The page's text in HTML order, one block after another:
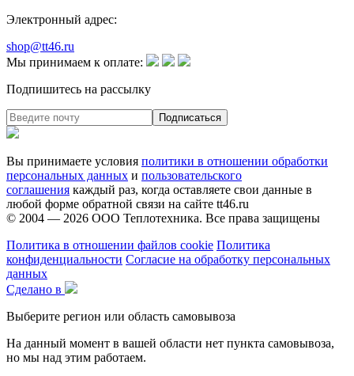
Электронный адрес:
shop@tt46.ru
Мы принимаем к оплате:
Подпишитесь на рассылку
Вы принимаете условия политики в отношении обработки
персональных данных и пользовательского
соглашения каждый раз, когда оставляете свои данные в
любой форме обратной связи на сайте tt46.ru
© 2004 — 2026 ООО Теплотехника. Все права защищены
Политика в отношении файлов cookie Политика
конфиденциальности Согласие на обработку персональных
данных
Сделано в
Выберите регион или область самовывоза
На данный момент в вашей области нет пункта самовывоза,
но мы над этим работаем.